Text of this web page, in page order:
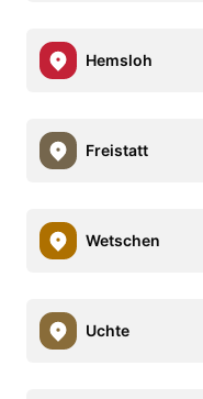
Hemsloh
Freistatt
Wetschen
Uchte